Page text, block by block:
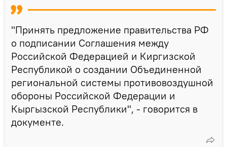
"Принять предложение правительства РФ
о подписании Соглашения между
Российской Федерацией и Киргизской
Республикой о создании Объединенной
региональной системы противовоздушной
обороны Российской Федерации и
Кыргызской Республики", - говорится в
документе.